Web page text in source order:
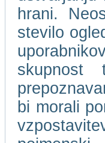
hrani.
stevilo
skupnost
bi morali